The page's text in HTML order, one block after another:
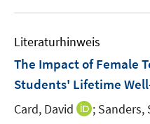
Literaturhinweis
The Impact of Female
Students' Lifetime
Card, David
I; Sanders,